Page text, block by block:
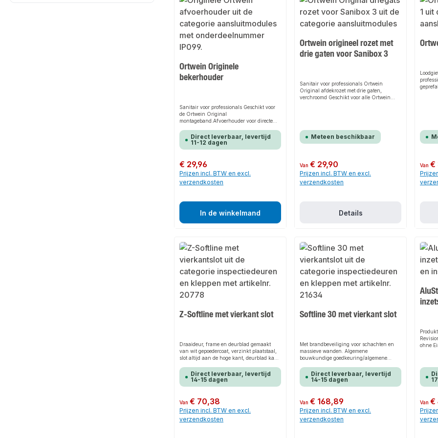
Grote, ergonomisch gevormde
montagegrepen op de pluggen zorgen voor
eenvoudige montage en demontage.
Dankzij de verstelbare plug kan de MAL
wordt horizontaal uitgelijnd met behulp
van de eenvoudig af te lezen ronde
waterpas.
Ortwein Originele
bekerhouder
Sanitair voor professionals Geschikt voor
de Ortwein Original
montageband.Afvoerhouder voor directe
thermisch verzinkt plaatstaal
Direct leverbaar, levertijd
11-12 dagen
Normale prijs:
€ 29,96
Prijzen incl. BTW en excl.
verzendkosten
In de winkelmand
Ortwein origineel rozet met
drie gaten voor Sanibox 3
Sanitair voor professionals Ortwein
Original afdekrozet met drie gaten,
verchroomd Geschikt voor alle Ortwein
Meteen beschikbaar
Normale prijs:
Van€ 29,90
Prijzen incl. BTW en excl.
verzendkosten
Details
perfect
Van€
Z-Softline met vierkant slot
Draaideur, frame en deurblad gemaakt
van wit gepoedercoat, verzinkt plaatstaal,
slot altijd aan de hoge kant, deurblad kan
draaibaar, bevestigingsframe uit één stuk
voor een schone afwerking op pleisterwerk
of gipsplaatoppervlakken, vast
Direct leverbaar, levertijd
14-15 dagen
Normale prijs:
Van€ 70,38
Prijzen incl. BTW en excl.
verzendkosten
Softline 30 met vierkant slot
Met brandbeveiliging voor schachten en
massieve wanden. Algemene
bouwkundige goedkeuring/algemene
Berlijn Nummer: Z-6.55-2661.
Testnorm(en) EN 1364-1/ EN 1634-1),
classificatienorm: EN 13501-2. Voor
aan beide zijden (o↔i) door ift-Rosenheim.
Rookwerendheid Sa4 getest volgens DIN
EN 1634-3 (gebaseerd op), geclassificeerd
volgens DIN EN 13501-2 (gebaseerd op).
Direct leverbaar, levertijd
14-15 dagen
Normale prijs:
Van€ 168,89
Prijzen incl. BTW en excl.
verzendkosten
ohne
für
an
und die
jede
Van€